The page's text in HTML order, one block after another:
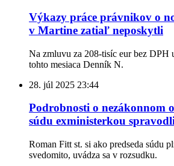
Výkazy práce právnikov o
v Martine zatiaľ neposkytli
Na zmluvu za 208-tisíc eur bez DPH
tohto mesiaca Denník N.
28. júl 2025 23:44
Podrobnosti o nezákonnom
súdu exministerkou
Roman Fitt st. si ako predseda súdu
svedomito, uvádza sa v rozsudku.